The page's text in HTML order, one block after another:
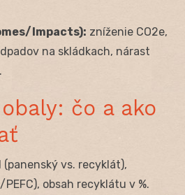
Impacts): zníženie CO2e,
na skládkach, nárast
čo a ako
(panenský vs. recyklát),
obsah recyklátu v %.